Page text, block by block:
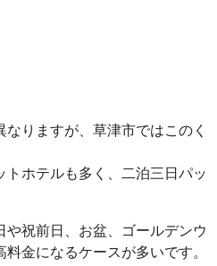
りますが、草津市ではこのく
ホテルも多く、二泊三日パッ
や祝前日、お盆、ゴールデンウ
金になるケースが多いです。